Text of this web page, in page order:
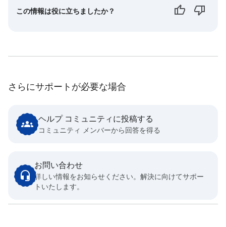
この情報は役に立ちましたか？
さらにサポートが必要な場合
ヘルプ コミュニティに投稿する
コミュニティ メンバーから回答を得る
お問い合わせ
詳しい情報をお知らせください。解決に向けてサポー
トいたします。